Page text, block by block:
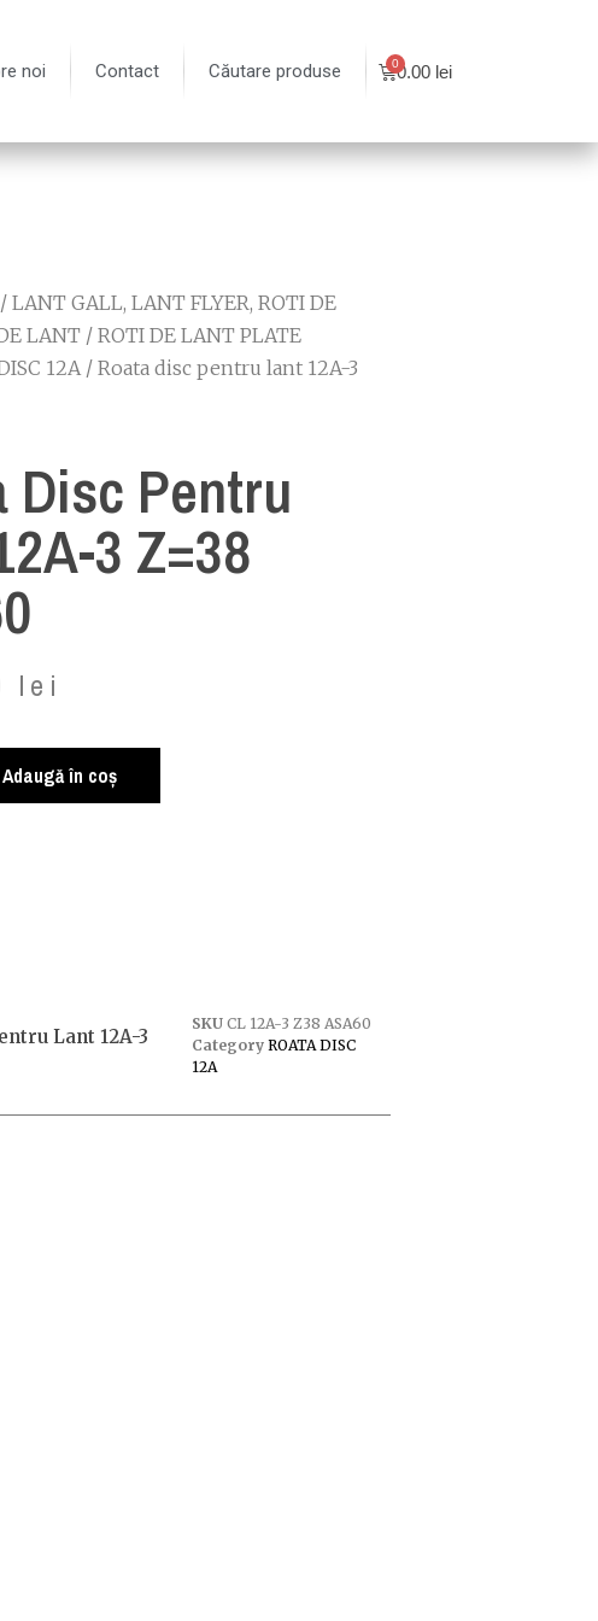
noi Contact Căutare produse 0.00 lei
/ LANT GALL, LANT FLYER, ROTI DE
LANT / ROTI DE LANT PLATE
12A/ Roata disc pentru lant 12A-3
Disc Pentru
3 Z=38
lei
Adaugă în coș
Lant 12A-3
SKU CL 12A-3 Z38 ASA60
Category ROATA DISC
12A